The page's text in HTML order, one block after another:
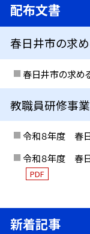
配布文書
春日井市の求め
春日井市の求め
教職員研修事
令和８年度 春
令和８年度 春
PDF
新着記事